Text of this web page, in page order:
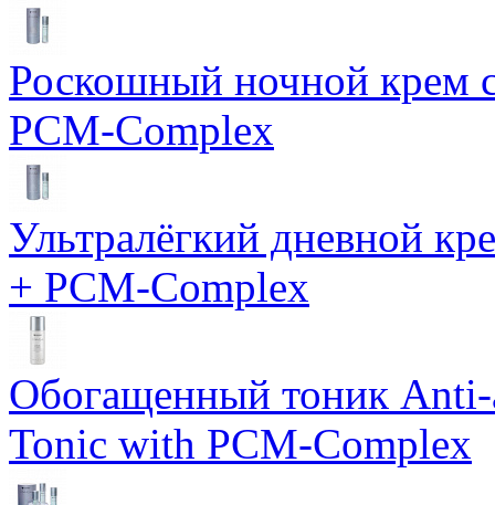
Роскошный ночной крем
PCM-Complex
Ультралёгкий дневной
+ PCM-Complex
Обогащенный тоник Anti-
Tonic with PCM-Complex